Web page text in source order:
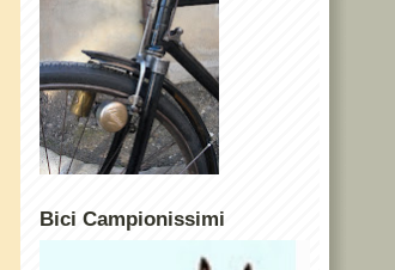
Bici Campionissimi